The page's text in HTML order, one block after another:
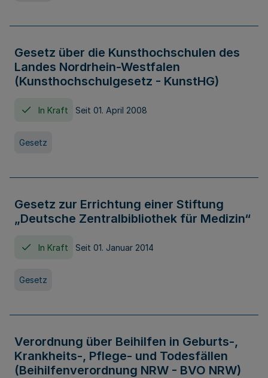
Gesetz über die Kunsthochschulen des
Landes Nordrhein-Westfalen
(Kunsthochschulgesetz - KunstHG)
In Kraft Seit 01. April 2008
Gesetz
Gesetz zur Errichtung einer Stiftung
„Deutsche Zentralbibliothek für Medizin“
In Kraft Seit 01. Januar 2014
Gesetz
Verordnung über Beihilfen in Geburts-,
Krankheits-, Pflege- und Todesfällen
(Beihilfenverordnung NRW - BVO NRW)